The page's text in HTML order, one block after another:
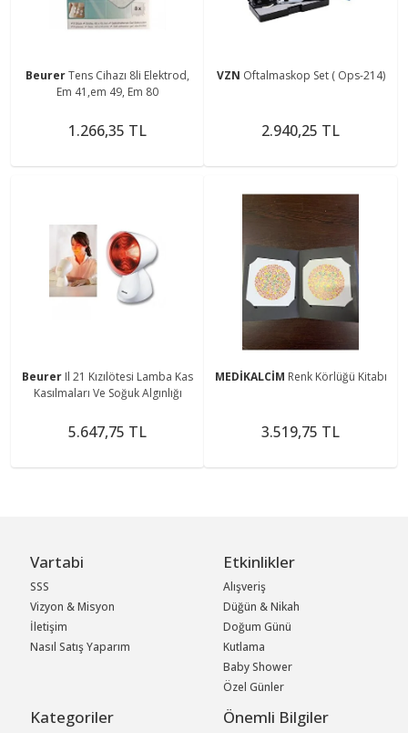
BeurerTens Cihazı 8li Elektrod,
Em 41,em 49, Em 80
1.266,35 TL
VZN Oftalmaskop Set ( Ops-214)
2.940,25 TL
Beurer Il 21 Kızılötesi Lamba Kas
Kasılmaları Ve Soğuk Algınlığı
5.647,75 TL
MEDİKALCİM Renk Körlüğü Kitabı
3.519,75 TL
Vartabi
SSS
Vizyon & Misyon
İletişim
Nasıl Satış Yaparım
Etkinlikler
Alışveriş
Düğün & Nikah
Doğum Günü
Kutlama
Baby Shower
Özel Günler
Kategoriler Önemli Bilgiler